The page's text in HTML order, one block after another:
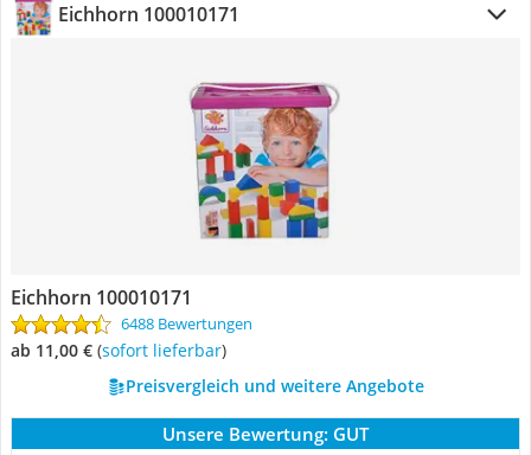
Eichhorn 100010171
Eichhorn 100010171
6488 Bewertungen
ab 11,00 € ( Sofort lieferbar)
Preisvergleich und weitere Angebote
Unsere Bewertung: GUT